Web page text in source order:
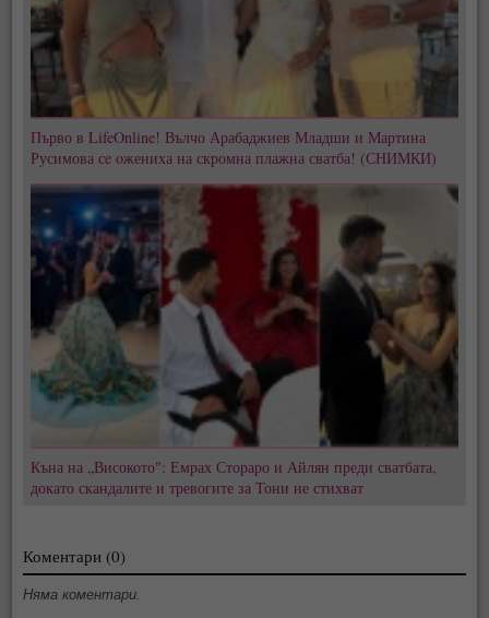
Първо в LifeOnline! Вълчо Арабаджиев Младши и Мартина
Русимова сe oжениха на скромна плажна сватба! (СНИМКИ)
Къна на „Високото": Емрах Стораро и Айлян преди сватбата,
докато скандалите и тревогите за Тони не стихват
Коментари (0)
Няма коментари.